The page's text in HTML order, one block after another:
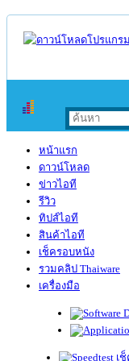
หน้าแรก
ดาวน์โหลด
ข่าวไอที
รีวิว
ทิปส์ไอที
สินค้าไอที
เช็ครอบหนัง
รวมคลิป Thaiware
เครื่องมือ
เ